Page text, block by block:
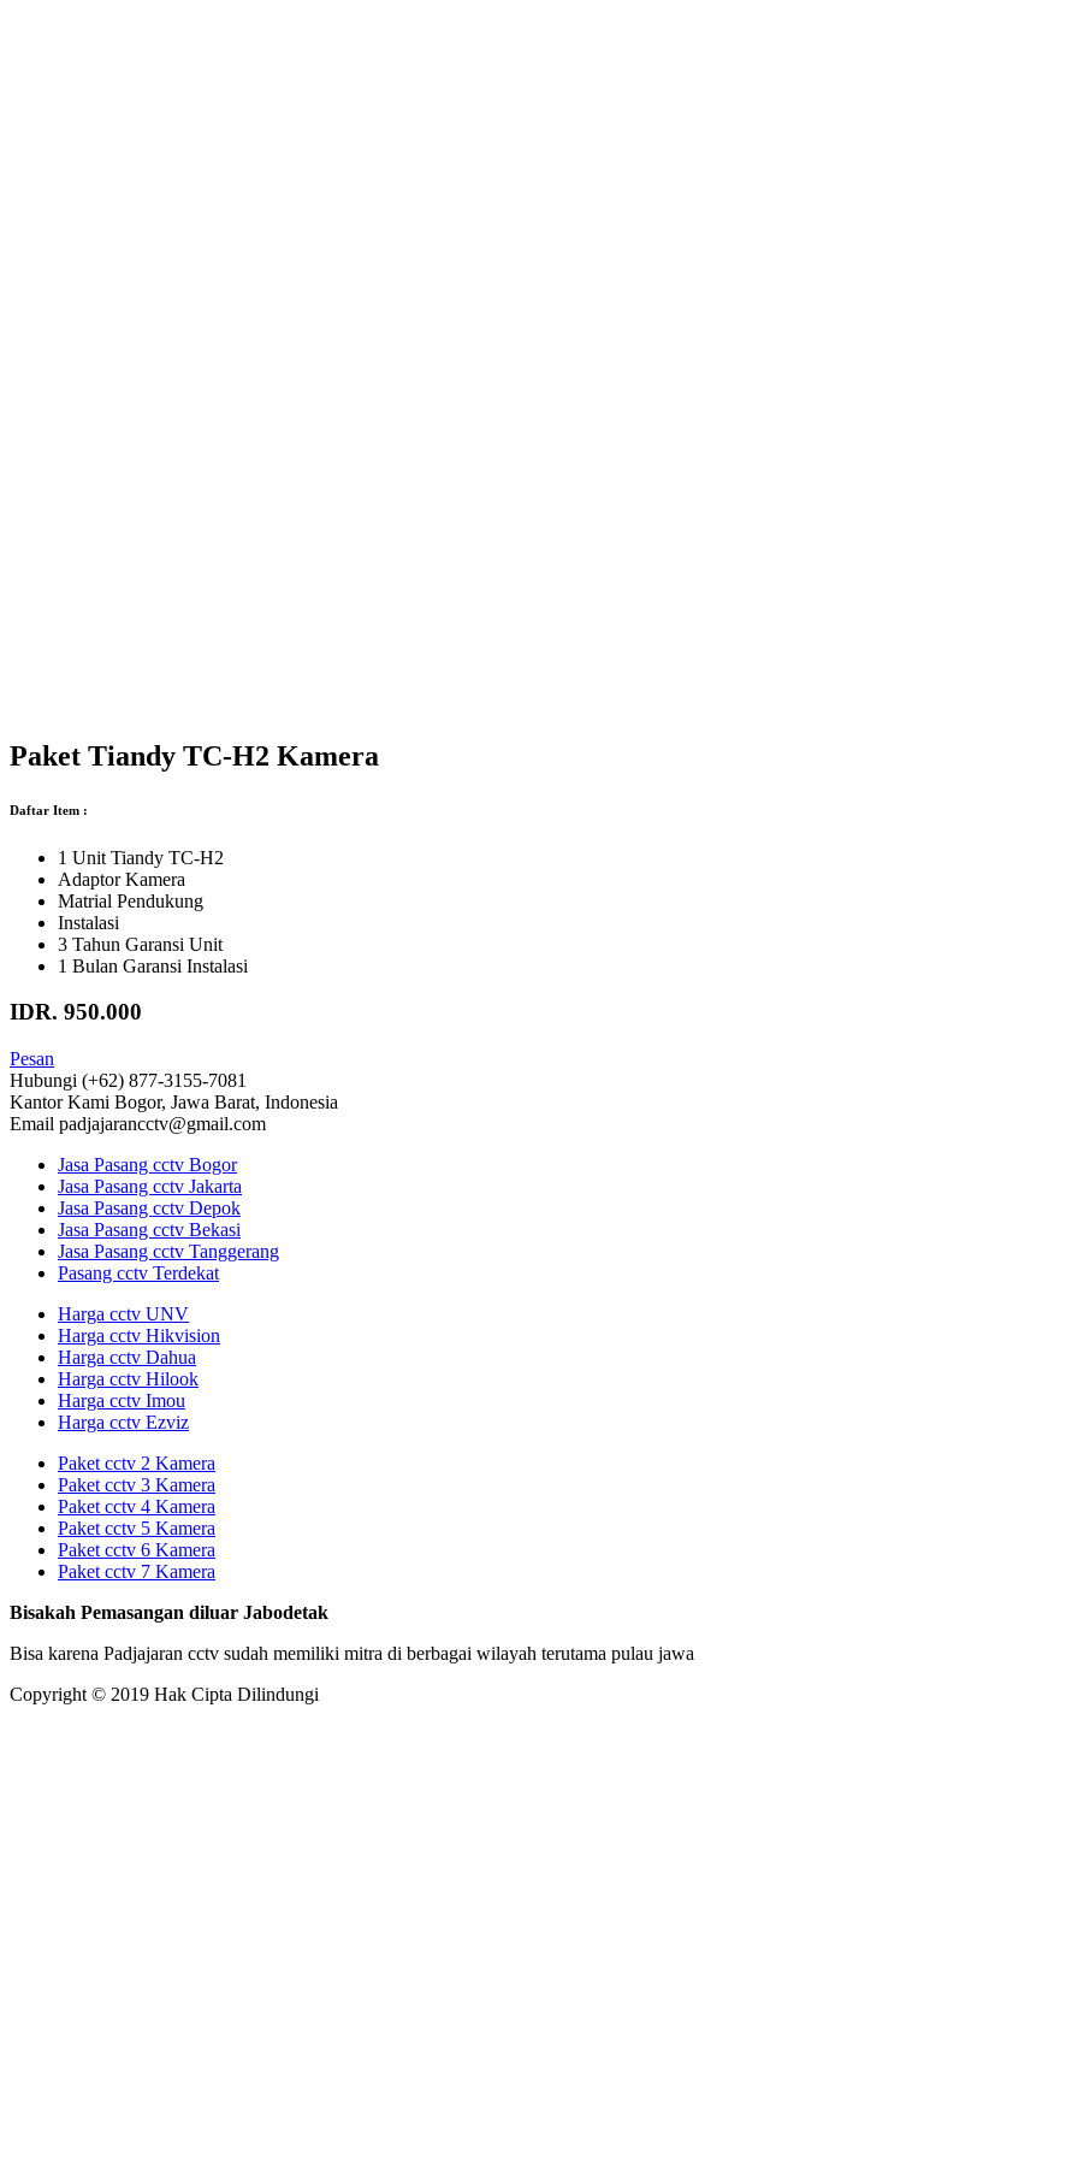
Paket Tiandy TC-H2 Kamera
Daftar Item :
1 Unit Tiandy TC-H2
Adaptor Kamera
Matrial Pendukung
Instalasi
3 Tahun Garansi Unit
1 Bulan Garansi Instalasi
IDR. 950.000
Pesan
Hubungi (+62) 877-3155-7081
Kantor Kami Bogor, Jawa Barat, Indonesia
Email padjajarancctv@gmail.com
Jasa Pasang cctv Bogor
Jasa Pasang cctv Jakarta
Jasa Pasang cctv Depok
Jasa Pasang cctv Bekasi
Jasa Pasang cctv Tanggerang
Pasang cctv Terdekat
Harga cctv UNV
Harga cctv Hikvision
Harga cctv Dahua
Harga cctv Hilook
Harga cctv Imou
Harga cctv Ezviz
Paket cctv 2 Kamera
Paket cctv 3 Kamera
Paket cctv 4 Kamera
Paket cctv 5 Kamera
Paket cctv 6 Kamera
Paket cctv 7 Kamera
Bisakah Pemasangan diluar Jabodetak
Bisa karena Padjajaran cctv sudah memiliki mitra di berbagai wilayah terutama pulau jawa
Copyright © 2019 Hak Cipta Dilindungi